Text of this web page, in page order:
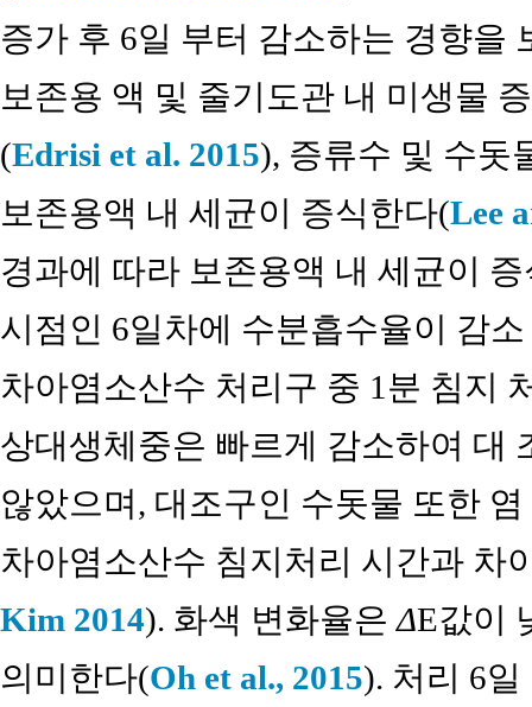
증가 후 6일 부터 감소하는 경향을
보존용 액 및 줄기도관 내 미생물
(Edrisi et al. 2015), 증류수 및 수돗
보존용액 내 세균이 증식한다(Lee
경과에 따라 보존용액 내 세균이
시점인 6일차에 수분흡수율이 감
차아염소산수 처리구 중 1분 침지
상대생체중은 빠르게 감소하여 대
않았으며, 대조구인 수돗물 또한
차아염소산수 침지처리 시간과 차
Kim 2014). 화색 변화율은ΔE값이
의미한다(Oh et al., 2015). 처리 6